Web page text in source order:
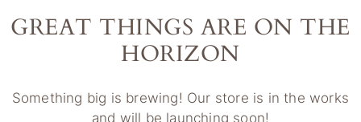
GREAT THINGS ARE ON THE
HORIZON
Something big is brewing! Our store is in the works
and will be launching soon!